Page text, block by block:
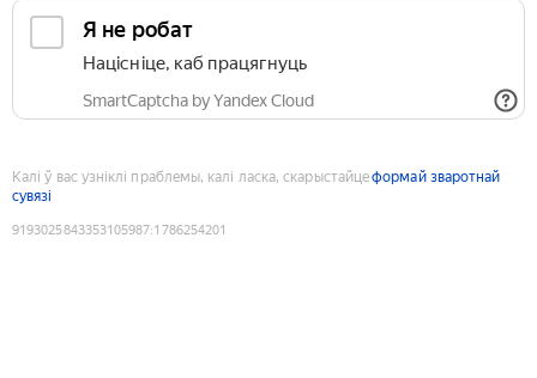
Я не робат
Націсніце, каб працягнуць
SmartCaptcha by Yandex Cloud
Калі ў вас узніклі праблемы, калі ласка, скарыстайцеформай зваротнай
сувязі
9193025843353105987:1786254201